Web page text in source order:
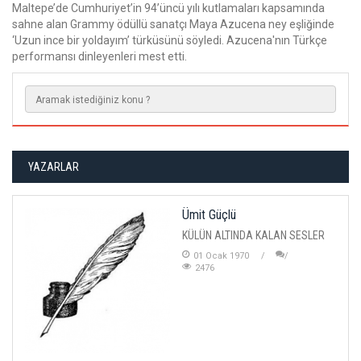
Maltepe’de Cumhuriyet’in 94’üncü yılı kutlamaları kapsamında
sahne alan Grammy ödüllü sanatçı Maya Azucena ney eşliğinde
‘Uzun ince bir yoldayım’ türküsünü söyledi. Azucena'nın Türkçe
performansı dinleyenleri mest etti.
YAZARLAR
Ümit Güçlü
KÜLÜN ALTINDA KALAN SESLER
01 Ocak 1970
2476